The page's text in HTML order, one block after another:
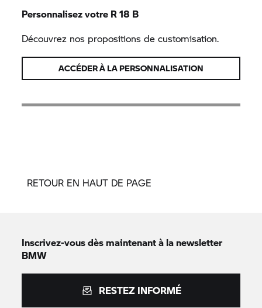
Personnalisez votre R 18 B
Découvrez nos propositions de customisation.
ACCÉDER À LA PERSONNALISATION
RETOUR EN HAUT DE PAGE
Inscrivez-vous dès maintenant à la newsletter
BMW
RESTEZ INFORMÉ